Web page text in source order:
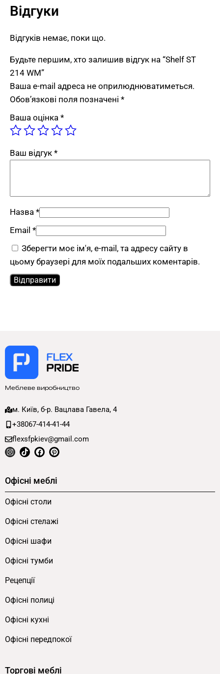
Відгуки
Відгуків немає, поки що.
Будьте першим, хто залишив відгук на “Shelf ST
214 WM”
Ваша e-mail адреса не оприлюднюватиметься.
Обов’язкові поля позначені *
Ваша оцінка *
Ваш відгук *
Назва *
Email *
Зберегти моє ім'я, e-mail, та адресу сайту в
цьому браузері для моїх подальших коментарів.
Меблеве виробництво
м. Київ, б-р. Вацлава Гавела, 4
+38067-414-41-44
flexsfpkiev@gmail.com
Офісні меблі
Офісні столи
Офісні стелажі
Офісні шафи
Офісні тумби
Рецепції
Офісні полиці
Офісні кухні
Офісні передпокої
Торгові меблі